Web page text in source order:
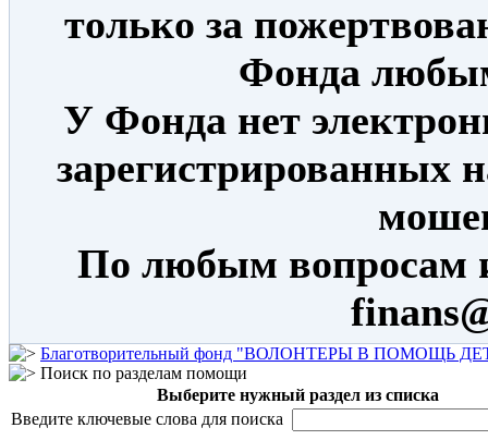
только за
Фонда
У Фонда нет
зарегистрированных
По любым вопросам
Благотворительный фонд "ВОЛОНТЕРЫ В ПОМОЩЬ
Поиск по разделам помощи
Выберите нужный раздел из списка
Введите ключевые слова для поиска